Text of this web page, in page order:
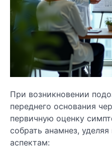
При возникновении
переднего основания
первичную оценку
собрать анамнез,
аспектам: